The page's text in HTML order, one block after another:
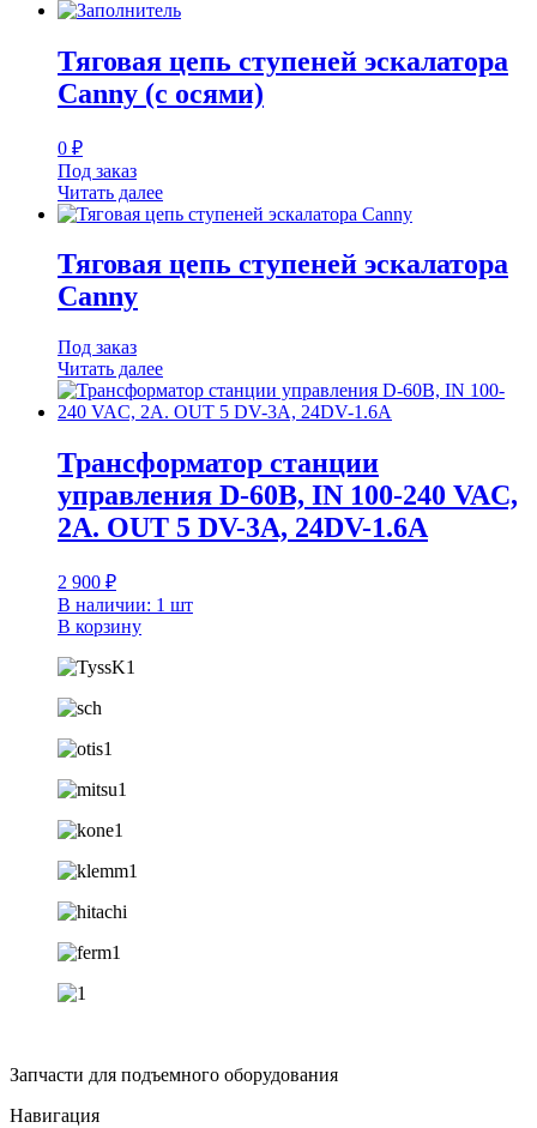
Тяговая цепь ступеней эскалатора
Canny (с осями)
0 ₽
Под заказ
Читать далее
Тяговая цепь ступеней эскалатора
Canny
Под заказ
Читать далее
Трансформатор станции
управления D-60B, IN 100-240 VAC,
2A. OUT 5 DV-3A, 24DV-1.6A
2 900 ₽
В наличии: 1 шт
В корзину
Запчасти для подъемного оборудования
Навигация